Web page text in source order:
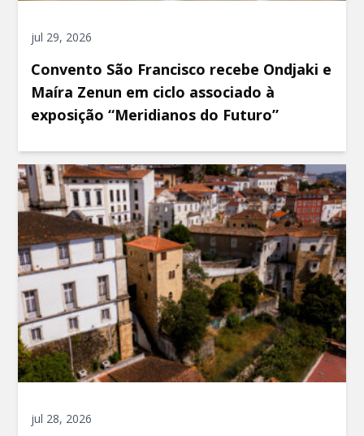
jul 29, 2026
Convento São Francisco recebe Ondjaki e
Maíra Zenun em ciclo associado à
exposição “Meridianos do Futuro”
jul 28, 2026